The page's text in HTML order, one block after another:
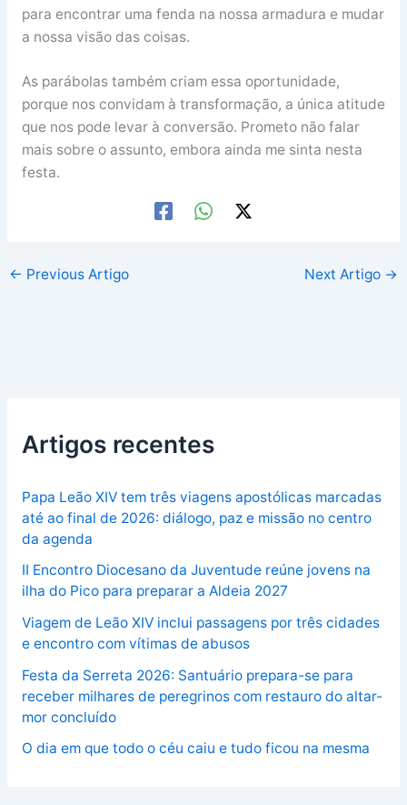
para encontrar uma fenda na nossa armadura e mudar
a nossa visão das coisas.
As parábolas também criam essa oportunidade,
porque nos convidam à transformação, a única atitude
que nos pode levar à conversão. Prometo não falar
mais sobre o assunto, embora ainda me sinta nesta
festa.
← Previous Artigo Next Artigo →
Artigos recentes
Papa Leão XIV tem três viagens apostólicas marcadas
até ao final de 2026: diálogo, paz e missão no centro
da agenda
II Encontro Diocesano da Juventude reúne jovens na
ilha do Pico para preparar a Aldeia 2027
Viagem de Leão XIV inclui passagens por três cidades
e encontro com vítimas de abusos
Festa da Serreta 2026: Santuário prepara-se para
receber milhares de peregrinos com restauro do altar-
mor concluído
O dia em que todo o céu caiu e tudo ficou na mesma